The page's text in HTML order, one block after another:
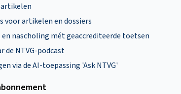
voor artikelen en dossiers
nascholing mét geaccrediteerde toetsen
de NTVG-podcast
via de AI-toepassing 'Ask NTVG'